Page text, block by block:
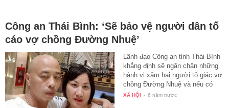
Công an Thái Bình: ‘Sẽ bảo vệ người dân tố
cáo vợ chồng Đường Nhuệ’
Lãnh đạo Công an tỉnh Thái Bình
khẳng định sẽ ngăn chặn những
hành vi xâm hại người tố giác vợ
chồng Đường Nhuệ và nếu có
đe…
XÃ HỘI - 6 năm trước